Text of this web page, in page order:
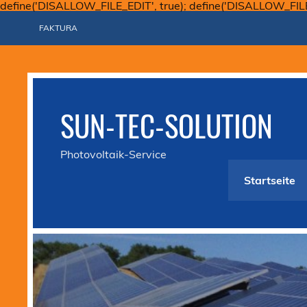
define('DISALLOW_FILE_EDIT', true);
FAKTURA
SUN-TEC-SOLUTION
Photovoltaik-Service
Startseite